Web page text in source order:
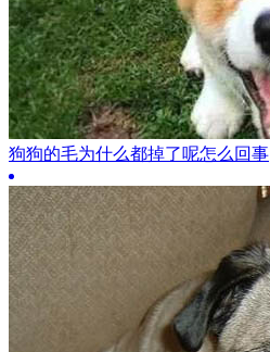
狗狗的毛为什么都掉了呢怎么回事